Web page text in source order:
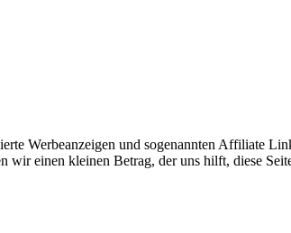
Werbeanzeigen und sogenannten Affiliate
wir einen kleinen Betrag, der uns hilft, diese